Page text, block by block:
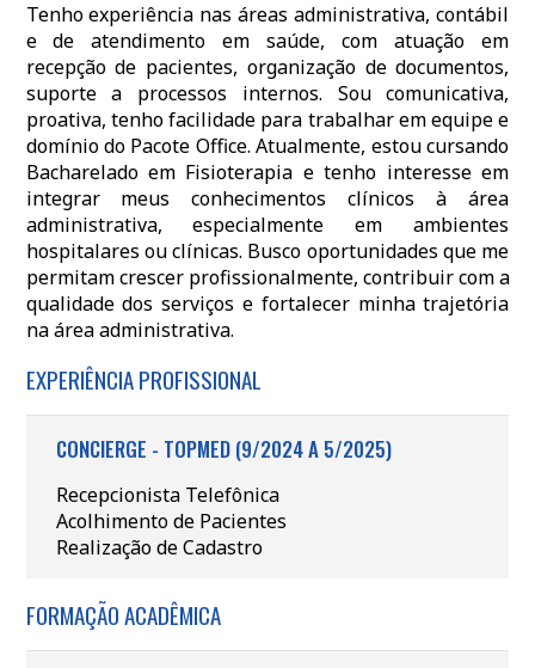
Tenho experiência nas áreas administrativa, contábil
e de atendimento em saúde, com atuação em
recepção de pacientes, organização de documentos,
suporte a processos internos. Sou comunicativa,
proativa, tenho facilidade para trabalhar em equipe e
domínio do Pacote Office. Atualmente, estou cursando
Bacharelado em Fisioterapia e tenho interesse em
integrar meus conhecimentos clínicos à área
administrativa, especialmente em ambientes
hospitalares ou clínicas. Busco oportunidades que me
permitam crescer profissionalmente, contribuir com a
qualidade dos serviços e fortalecer minha trajetória
na área administrativa.
EXPERIÊNCIA PROFISSIONAL
CONCIERGE - TOPMED (9/2024 A 5/2025)
Recepcionista Telefônica
Acolhimento de Pacientes
Realização de Cadastro
FORMAÇÃO ACADÊMICA